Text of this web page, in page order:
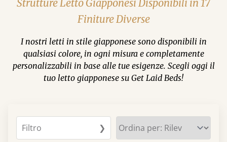
Strutture Letto Giapponesi Disponibili in 17
Finiture Diverse
I nostri letti in stile giapponese sono disponibili in
qualsiasi colore, in ogni misura e completamente
personalizzabili in base alle tue esigenze. Scegli oggi il
tuo letto giapponese su Get Laid Beds!
Filtro ❯